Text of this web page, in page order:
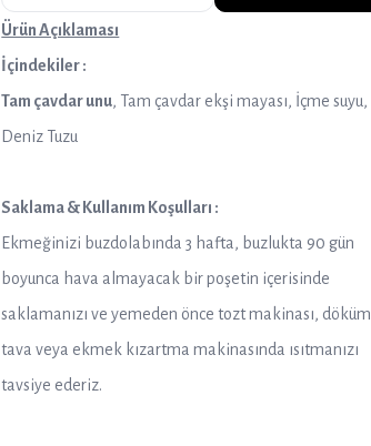
Ürün Açıklaması
İçindekiler :
Tam çavdar unu, Tam çavdar ekşi mayası, İçme suyu,
Deniz Tuzu
Saklama & Kullanım Koşulları :
Ekmeğinizi buzdolabında 3 hafta, buzlukta 90 gün
boyunca hava almayacak bir poşetin içerisinde
saklamanızı ve yemeden önce tozt makinası, döküm
tava veya ekmek kızartma makinasında ısıtmanızı
tavsiye ederiz.